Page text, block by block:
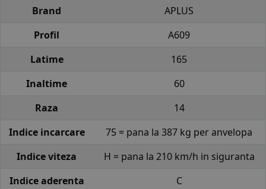
Brand
APLUS
Profil
A609
Latime
165
Inaltime
60
Raza
14
Indice incarcare
75 = pana la 387 kg per anvelopa
Indice viteza
H = pana la 210 km/h in siguranta
Indice aderenta
C